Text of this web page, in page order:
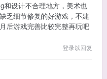
和设计不合理地方，美术也
乏细节修复的好游戏，不建
后游戏完善比较完整再玩吧
登录以回复